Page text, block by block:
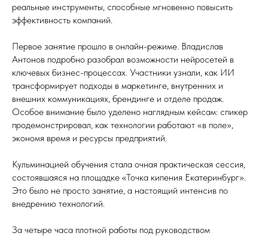
реальные инструменты, способные мгновенно повысить
эффективность компаний.
Первое занятие прошло в онлайн-режиме. Владислав
Антонов подробно разобрал возможности нейросетей в
ключевых бизнес-процессах. Участники узнали, как ИИ
трансформирует подходы в маркетинге, внутренних и
внешних коммуникациях, брендинге и отделе продаж.
Особое внимание было уделено наглядным кейсам: спикер
продемонстрировал, как технологии работают «в поле»,
экономя время и ресурсы предприятий.
Кульминацией обучения стала очная практическая сессия,
состоявшаяся на площадке «Точка кипения Екатеринбург».
Это было не просто занятие, а настоящий интенсив по
внедрению технологий.
За четыре часа плотной работы под руководством